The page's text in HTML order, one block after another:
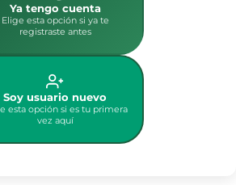
Ya tengo cuenta
Elige esta opción si ya te
registraste antes
Soy usuario nuevo
esta opción si es tu primera
vez aquí